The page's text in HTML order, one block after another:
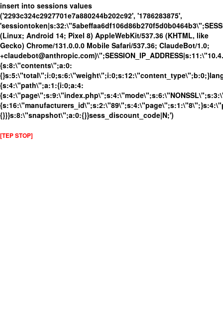
insert into sessions values
('2293c324c2927701e7a880244b202c92', '1786283875',
(Linux; Android 14; Pixel 8) AppleWebKit/537.36 (KHTML, like
Gecko) Chrome/131.0.0.0 Mobile Safari/537.36; ClaudeBot/1.0;
{s:8:\"contents\";a:0:
{s:4:\"path\";a:1:{i:0;a:4:
{}}}s:8:\"snapshot\";a:0:{}}sess_discount_code|N;')
[TEP STOP]